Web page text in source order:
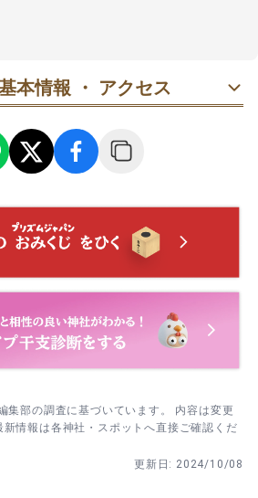
本情報 ・ アクセス
部の調査に基づいています。 内容は変更
情報は各神社・スポットへ直接ご確認くだ
更新日: 2024/10/08